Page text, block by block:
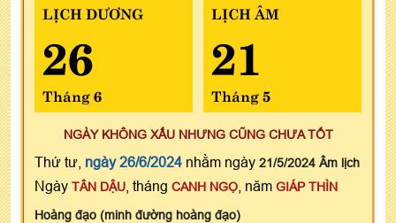
LỊCH DƯƠNG
26
Tháng 6
LỊCH ÂM
21
Tháng 5
NGÀY KHÔNG XẤU NHƯNG CŨNG CHƯA TỐT
Thứ tư, ngày 26/6/2024 nhằm ngày 21/5/2024 Âm lịch
Ngày TÂN DẬU , tháng CANH NGỌ , năm GIÁP THÌN
Hoàng đạo (minh đường hoàng đạo)